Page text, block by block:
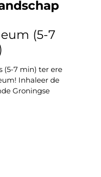
(5-7
(5-7 min) ter ere
Inhaleer de
Groningse